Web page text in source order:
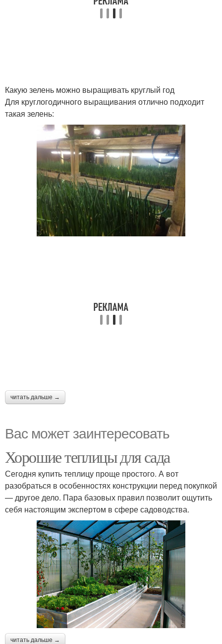
Какую зелень можно выращивать круглый год
Для круглогодичного выращивания отлично подходит
такая зелень:
читать дальше →
Вас может заинтересовать
Хорошие теплицы для сада
Сегодня купить теплицу проще простого. А вот
разобраться в особенностях конструкции перед покупкой
— другое дело. Пара базовых правил позволит ощутить
себя настоящим экспертом в сфере садоводства.
читать дальше →